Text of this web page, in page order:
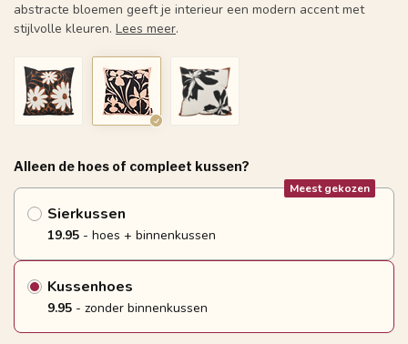
abstracte bloemen geeft je interieur een modern accent met
stijlvolle kleuren. Lees meer.
Alleen de hoes of compleet kussen?
Sierkussen
Meest gekozen
19.95 - hoes + binnenkussen
Kussenhoes
9.95 - zonder binnenkussen